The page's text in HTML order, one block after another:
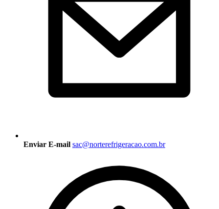
Enviar E-mail sac@norterefrigeracao.com.br